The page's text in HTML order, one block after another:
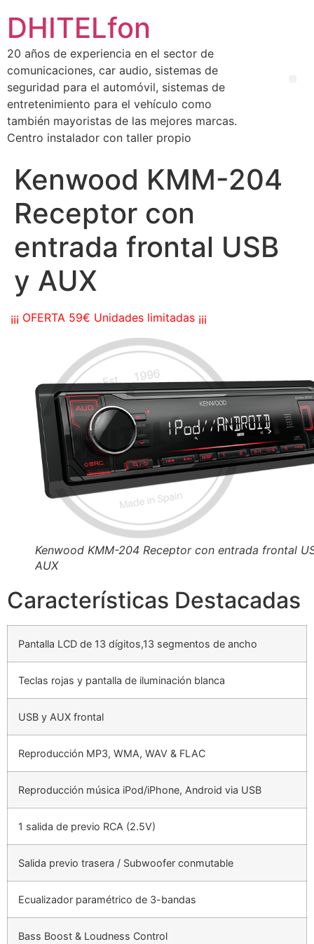
DHITELfon
20 años de experiencia en el sector de
comunicaciones, car audio, sistemas de
seguridad para el automóvil, sistemas de
entretenimiento para el vehículo como
también mayoristas de las mejores marcas.
Centro instalador con taller propio
Kenwood KMM-204
Receptor con
entrada frontal USB
y AUX
¡¡¡ OFERTA 59€ Unidades limitadas ¡¡¡
Kenwood KMM-204 Receptor con entrada frontal
AUX
Características Destacadas
Pantalla LCD de 13 dígitos,13 segmentos de ancho
Teclas rojas y pantalla de iluminación blanca
USB y AUX frontal
Reproducción MP3, WMA, WAV & FLAC
Reproducción música iPod/iPhone, Android via USB
1 salida de previo RCA (2.5V)
Salida previo trasera / Subwoofer conmutable
Ecualizador paramétrico de 3-bandas
Bass Boost & Loudness Control